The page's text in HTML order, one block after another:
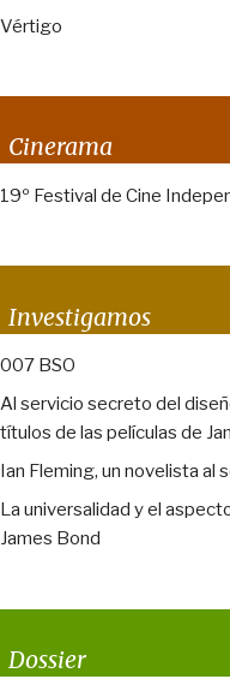
Vértigo
Cinerama
19º Festival de Cine
Investigamos
007 BSO
Al servicio secreto del
títulos de las películas de
Ian Fleming, un novelista al
La universalidad y el
James Bond
Dossier